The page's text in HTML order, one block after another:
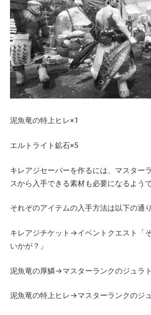
泥魚竜の特上ヒレ×1
エルトライト鉱石×5
キレアジセーバーを作るには、マスター
スから入手できる素材も必要になるようで
それぞのアイテムの入手方法は以下の通り
キレアジチケット→イベントクエスト「
いかが？」
泥魚竜の厚鱗→マスターランクのジュラ
泥魚竜の特上ヒレ→マスターランクのジ